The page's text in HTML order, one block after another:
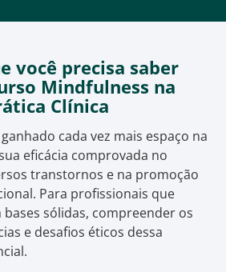
você precisa saber
Mindfulness na
Clínica
cada vez mais espaço na
eficácia comprovada no
transtornos e na promoção
Para profissionais que
sólidas, compreender os
e desafios éticos dessa